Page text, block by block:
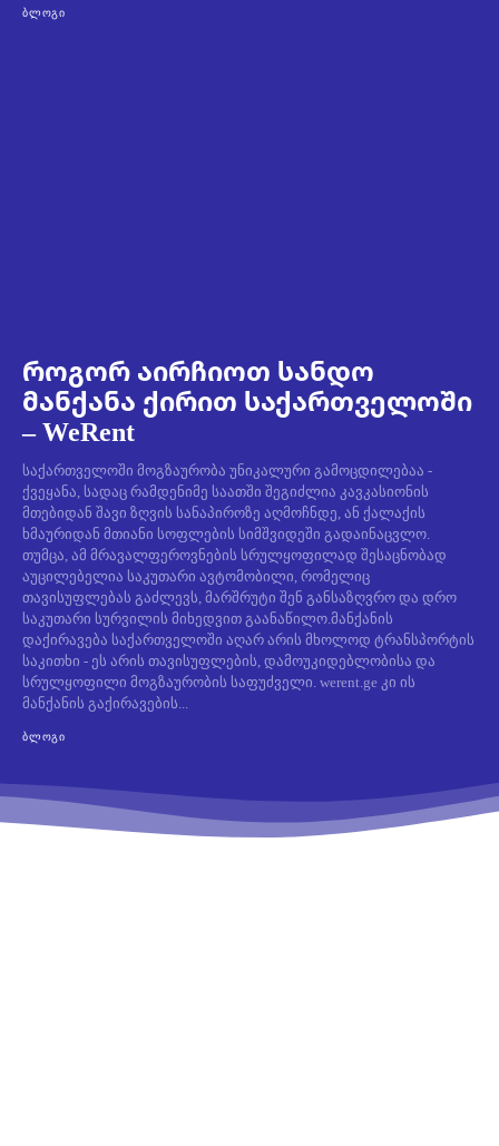
ᲑᲚᲝᲒᲘ
როგორ აირჩიოთ სანდო
მანქანა ქირით საქართველოში
– WeRent
საქართველოში მოგზაურობა უნიკალური გამოცდილებაა -
ქვეყანა, სადაც რამდენიმე საათში შეგიძლია კავკასიონის
მთებიდან შავი ზღვის სანაპიროზე აღმოჩნდე, ან ქალაქის
ხმაურიდან მთიანი სოფლების სიმშვიდეში გადაინაცვლო.
თუმცა, ამ მრავალფეროვნების სრულყოფილად შესაცნობად
აუცილებელია საკუთარი ავტომობილი, რომელიც
თავისუფლებას გაძლევს, მარშრუტი შენ განსაზღვრო და დრო
საკუთარი სურვილის მიხედვით გაანაწილო.მანქანის
დაქირავება საქართველოში აღარ არის მხოლოდ ტრანსპორტის
საკითხი - ეს არის თავისუფლების, დამოუკიდებლობისა და
სრულყოფილი მოგზაურობის საფუძველი. werent.ge კი ის
მანქანის გაქირავების...
ᲑᲚᲝᲒᲘ